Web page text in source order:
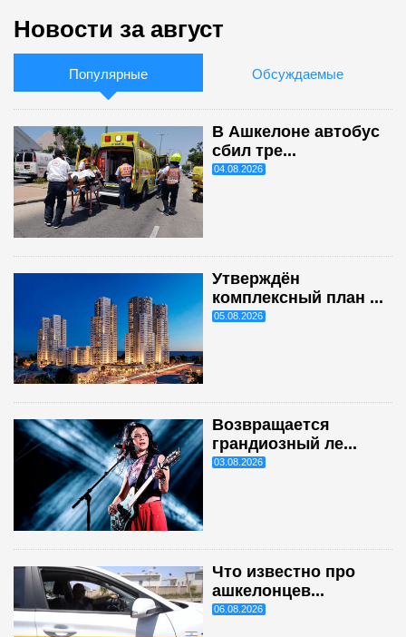
Новости за август
Популярные Обсуждаемые
В Ашкелоне автобус
сбил тре...
04.08.2026
Утверждён
комплексный план ...
05.08.2026
Возвращается
грандиозный ле...
03.08.2026
Что известно про
ашкелонцев...
06.08.2026